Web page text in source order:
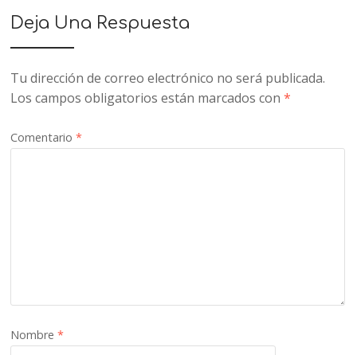
Deja Una Respuesta
Tu dirección de correo electrónico no será publicada.
Los campos obligatorios están marcados con*
Comentario*
Nombre*